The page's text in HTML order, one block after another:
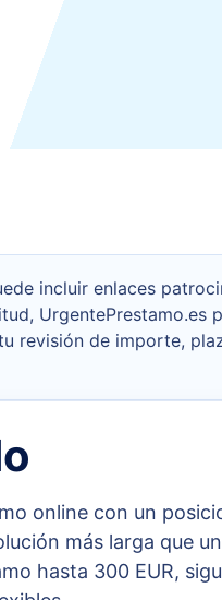
incluir enlaces
UrgentePrestamo.es
revisión de importe,
online con un
más larga que
hasta 300 EUR,